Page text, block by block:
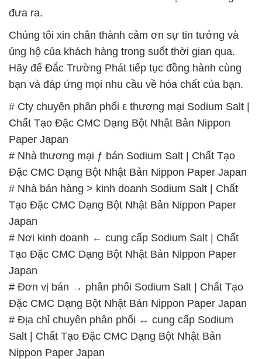
đưa ra.
Chúng tôi xin chân thành cảm ơn sự tin tưởng và
ủng hộ của khách hàng trong suốt thời gian qua.
Hãy để Đắc Trường Phát tiếp tục đồng hành cùng
bạn và đáp ứng mọi nhu cầu về hóa chất của bạn.
# Cty chuyên phân phối ε thương mại Sodium Salt |
Chất Tạo Đặc CMC Dạng Bột Nhật Bản Nippon
Paper Japan
# Nhà thương mại ƒ bán Sodium Salt | Chất Tạo
Đặc CMC Dạng Bột Nhật Bản Nippon Paper Japan
# Nhà bán hàng > kinh doanh Sodium Salt | Chất
Tạo Đặc CMC Dạng Bột Nhật Bản Nippon Paper
Japan
# Nơi kinh doanh ← cung cấp Sodium Salt | Chất
Tạo Đặc CMC Dạng Bột Nhật Bản Nippon Paper
Japan
# Đơn vị bán → phân phối Sodium Salt | Chất Tạo
Đặc CMC Dạng Bột Nhật Bản Nippon Paper Japan
# Địa chỉ chuyên phân phối ↔ cung cấp Sodium
Salt | Chất Tạo Đặc CMC Dạng Bột Nhật Bản
Nippon Paper Japan